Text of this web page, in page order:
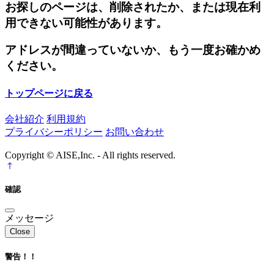
お探しのページは、削除されたか、または現在利
用できない可能性があります。
アドレスが間違っていないか、もう一度お確かめ
ください。
トップページに戻る
会社紹介 利用規約
プライバシーポリシー お問い合わせ
Copyright © AISE,Inc. - All rights reserved.
確認
メッセージ
Close
警告！！